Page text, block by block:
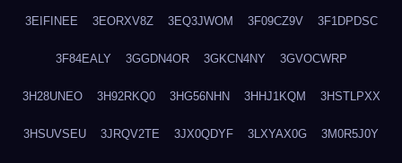
3EIFINEE 3EORXV8Z 3EQ3JWOM 3F09CZ9V 3F1DPDSC
3F84EALY 3GGDN4OR 3GKCN4NY 3GVOCWRP
3H28UNEO 3H92RKQ0 3HG56NHN 3HHJ1KQM 3HSTLPXX
3HSUVSEU 3JRQV2TE 3JX0QDYF 3LXYAX0G 3M0R5J0Y